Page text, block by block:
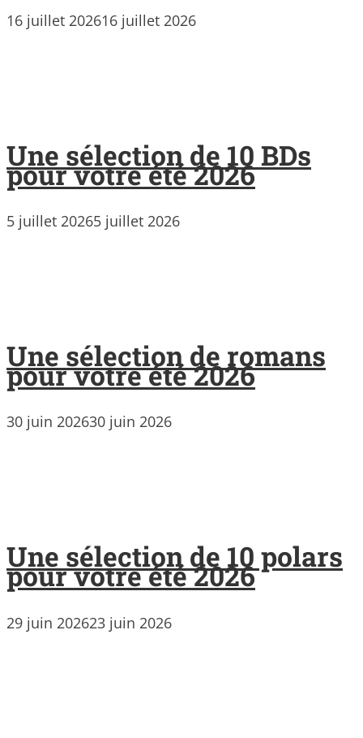
16 juillet 202616 juillet 2026
Une sélection de 10 BDs
pour votre été 2026
5 juillet 20265 juillet 2026
Une sélection de romans
pour votre été 2026
30 juin 202630 juin 2026
Une sélection de 10 polars
pour votre été 2026
29 juin 202623 juin 2026